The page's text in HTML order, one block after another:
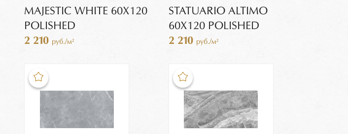
MAJESTIC WHITE 60X120
POLISHED
2 210 руб./м²
STATUARIO ALTIMO
60X120 POLISHED
2 210 руб./м²